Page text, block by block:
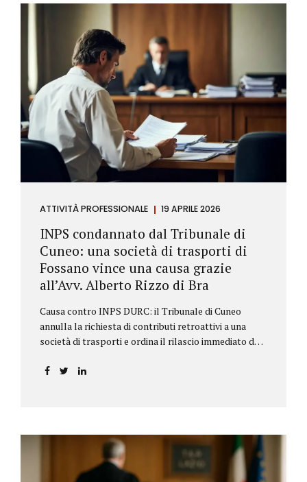
ATTIVITÀ PROFESSIONALE 19 APRILE 2026
INPS condannato dal Tribunale di
Cuneo: una società di trasporti di
Fossano vince una causa grazie
all’Avv. Alberto Rizzo di Bra
Causa contro INPS DURC: il Tribunale di Cuneo
annulla la richiesta di contributi retroattivi a una
società di trasporti e ordina il rilascio immediato del